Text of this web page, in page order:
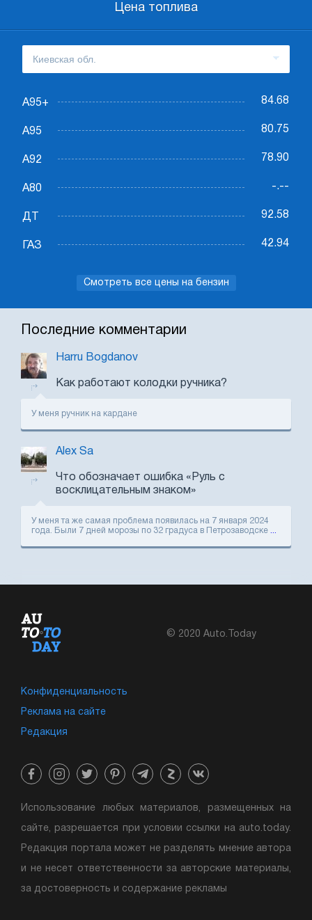
Цена топлива
А95+ 84.68
А95 80.75
А92 78.90
А80 -.--
ДТ 92.58
ГАЗ 42.94
Смотреть все цены на бензин
Последние комментарии
Harru Bogdanov
Как работают колодки ручника?
У меня ручник на кардане
Alex Sa
Что обозначает ошибка «Руль с
восклицательным знаком»
У меня та же самая проблема появилась на 7 января 2024
года. Были 7 дней морозы по 32 градуса в Петрозаводске
© 2020 Auto.Today
Конфиденциальность
Реклама на сайте
Редакция
Использование любых материалов, размещенных на
сайте, разрешается при условии ссылки на auto.today.
Редакция портала может не разделять мнение автора
и не несет ответственности за авторские материалы,
за достоверность и содержание рекламы